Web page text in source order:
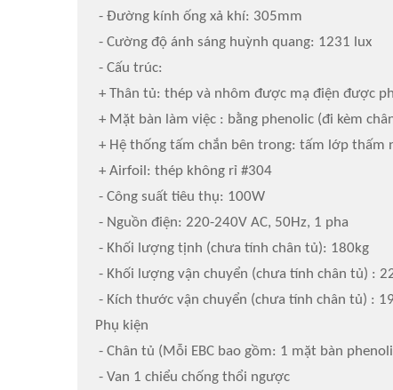
- Đường kính ống xả khí: 305mm
- Cường độ ánh sáng huỳnh quang: 1231 lux
- Cấu trúc:
+ Thân tủ: thép và nhôm được mạ điện được
+ Mặt bàn làm việc : bằng phenolic (đi kèm
+ Hệ thống tấm chắn bên trong: tấm lớp thấm
+ Airfoil: thép không rỉ #304
- Công suất tiêu thụ: 100W
- Nguồn điện: 220-240V AC, 50Hz, 1 pha
- Khối lượng tịnh (chưa tính chân tủ): 180kg
- Khối lượng vận chuyển (chưa tính chân tủ) :
- Kích thước vận chuyển (chưa tính chân tủ) :
Phụ kiện
- Chân tủ (Mỗi EBC bao gồm: 1 mặt bàn
- Van 1 chiểu chống thổi ngược